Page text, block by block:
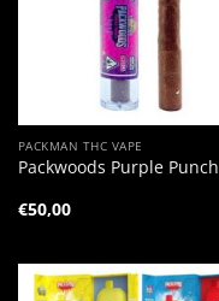
PACKMAN THC VAPE
Packwoods Purple Punch
€50,00